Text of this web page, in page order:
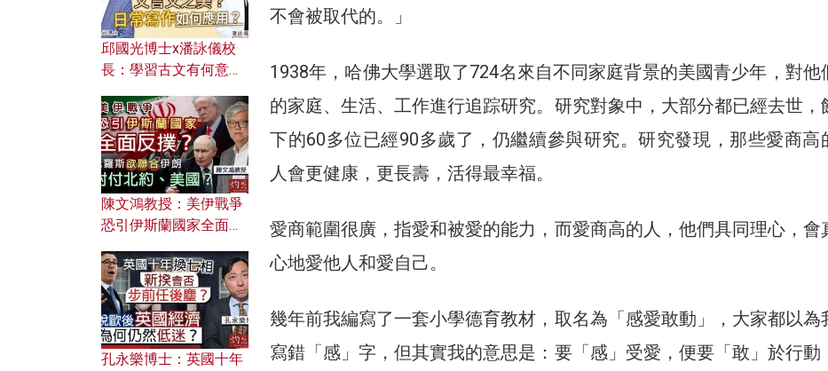
不會被取代的。」
1938年，哈佛大學選取了724名來自不同家庭背景的美國青少年，對他
的家庭、生活、工作進行追踪研究。研究對象中，大部分都已經去世，
下的60多位已經90多歲了，仍繼續參與研究。研究發現，那些愛商高
人會更健康，更長壽，活得最幸福。
愛商範圍很廣，指愛和被愛的能力，而愛商高的人，他們具同理心，會
心地愛他人和愛自己。
幾年前我編寫了一套小學德育教材，取名為「感愛敢動」，大家都以為
寫錯「感」字，但其實我的意思是：要「感」受愛，便要「敢」於行動
邱國光博士x潘詠儀校
長：學習古文有何意
文之美？ 日常寫作如何
應用？
陳文鴻教授：美伊戰爭
恐引伊斯蘭國家全面反
對付北約美國？
孔永樂博士：英國十年